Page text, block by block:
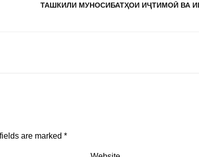
ТАШКИЛИ МУНОСИБАТҲОИ ИҶТИМОӢ ВА
are marked *